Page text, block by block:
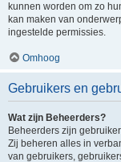
kunnen worden om zo
kan maken van
ingestelde permissies.
Omhoog
Gebruikers en
Wat zijn Beheerders?
Beheerders zijn
Zij beheren alles in
van gebruikers,